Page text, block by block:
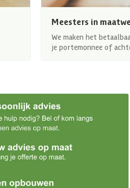
Meesters in
We maken het
je portemonnee of